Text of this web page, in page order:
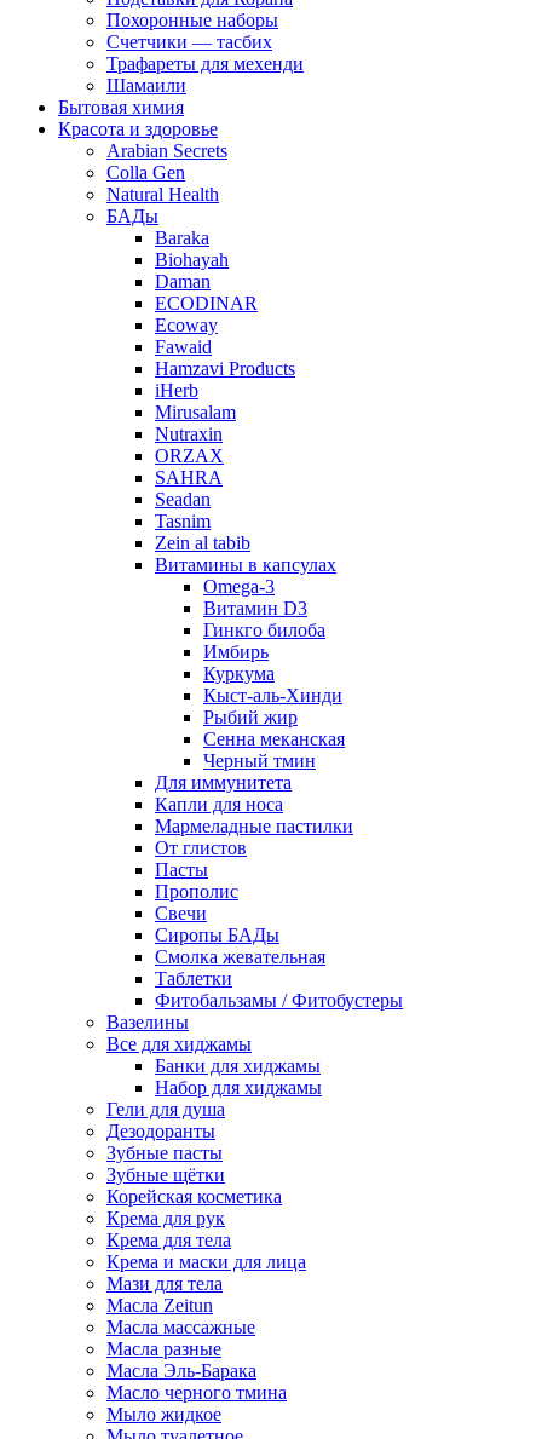
Похоронные наборы
Счетчики — тасбих
Трафареты для мехенди
Шамаили
Бытовая химия
Красота и здоровье
Arabian Secrets
Colla Gen
Natural Health
БАДы
Baraka
Biohayah
Daman
ECODINAR
Ecoway
Fawaid
Hamzavi Рroducts
iHerb
Mirusalam
Nutraxin
ORZAX
SAHRA
Seadan
Tasnim
Zein al tabib
Витамины в капсулах
Omega-3
Витамин D3
Гинкго билоба
Имбирь
Куркума
Кыст-аль-Хинди
Рыбий жир
Сенна меканская
Черный тмин
Для иммунитета
Капли для носа
Мармеладные пастилки
От глистов
Пасты
Прополис
Свечи
Сиропы БАДы
Смолка жевательная
Таблетки
Фитобальзамы / Фитобустеры
Вазелины
Все для хиджамы
Банки для хиджамы
Набор для хиджамы
Гели для душа
Дезодоранты
Зубные пасты
Зубные щётки
Корейская косметика
Крема для рук
Крема для тела
Крема и маски для лица
Мази для тела
Масла Zeitun
Масла массажные
Масла разные
Масла Эль-Барака
Масло черного тмина
Мыло жидкое